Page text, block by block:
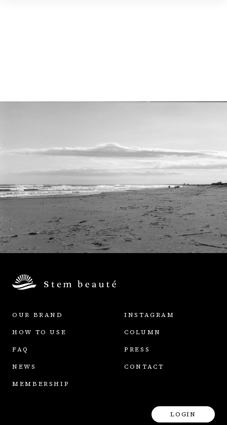
OUR BRAND INSTAGRAM
HOW TO USE COLUMN
FAQ PRESS
NEWS CONTACT
MEMBERSHIP
LOGIN